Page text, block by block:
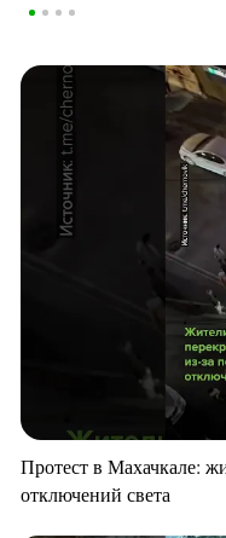
Протест в Махачкале:
отключений света